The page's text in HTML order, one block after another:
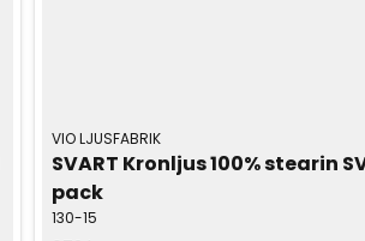
VIO LJUSFABRIK
SVART Kronljus 100% stearin
pack
130-15